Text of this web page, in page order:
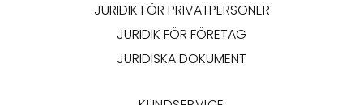
JURIDIK FÖR PRIVATPERSONER
JURIDIK FÖR FÖRETAG
JURIDISKA DOKUMENT